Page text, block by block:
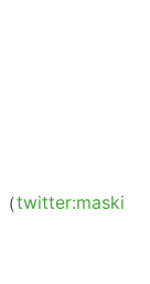
（twitter:maski